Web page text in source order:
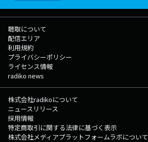
聴取について
配信エリア
利用規約
プライバシーポリシー
ライセンス情報
radiko news
株式会社radikoについて
ニュースリリース
採用情報
特定商取引に関する法律に基づく表示
株式会社メディアプラットフォームラボについて